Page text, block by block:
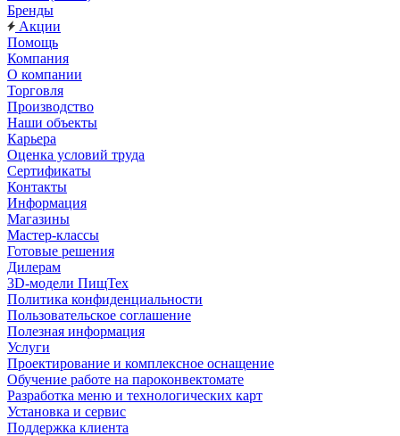
Бренды
Акции
Помощь
Компания
О компании
Торговля
Производство
Наши объекты
Карьера
Оценка условий труда
Сертификаты
Контакты
Информация
Магазины
Мастер-классы
Готовые решения
Дилерам
3D-модели ПищТех
Политика конфиденциальности
Пользовательское соглашение
Полезная информация
Услуги
Проектирование и комплексное оснащение
Обучение работе на пароконвектомате
Разработка меню и технологических карт
Установка и сервис
Поддержка клиента